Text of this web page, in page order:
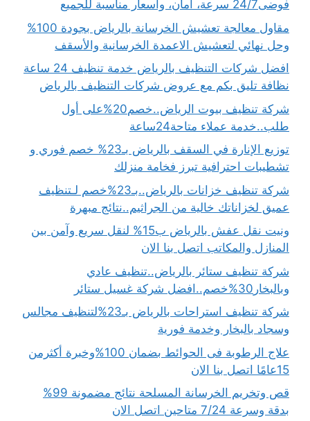
فوضى24/7 سرعة، أمان، وأسعار مناسبة للجميع
مقاول معالجة تعشيش الخرسانة بالرياض بجودة 100%
وحل نهائي لتعشيش الاعمدة الخرسانية والأسقف
افضل شركات التنظيف بالرياض خدمة تنظيف 24 ساعة
نظافة تليق بكم مع عروض شركات التنظيف بالرياض
شركة تنظيف بيوت الرياض..خصم20%على أول
طلب..خدمة عملاء متاحة24ساعة
توزيع الإنارة في السقف بالرياض بـ23% خصم فوري و
تشطيبات احترافية تبرز فخامة منزلك
شركة تنظيف خزانات بالرياض..بـ23%خصم لـتنظيف
عميق لخزاناتك خالية من الجراثيم..نتائج مبهرة
ونيت نقل عفش بالرياض ب15% لنقل سريع وآمن بين
المنازل والمكاتب اتصل بنا الان
شركة تنظيف ستائر بالرياض..تنظيف عادي
وبالبخار30%خصم..افضل شركة غسيل ستائر
شركة تنظيف استراحات بالرياض بـ23%لتنظيف مجالس
وسجاد بالبخار وخدمة فورية
علاج الرطوبة فى الحوائط بضمان 100%وخبرة أكثرمن
15عامًا اتصل بنا الان
قص وتخريم الخرسانة المسلحة نتائج مضمونة 99%
بدقة وسرعة 7/24 متاحين اتصل الان